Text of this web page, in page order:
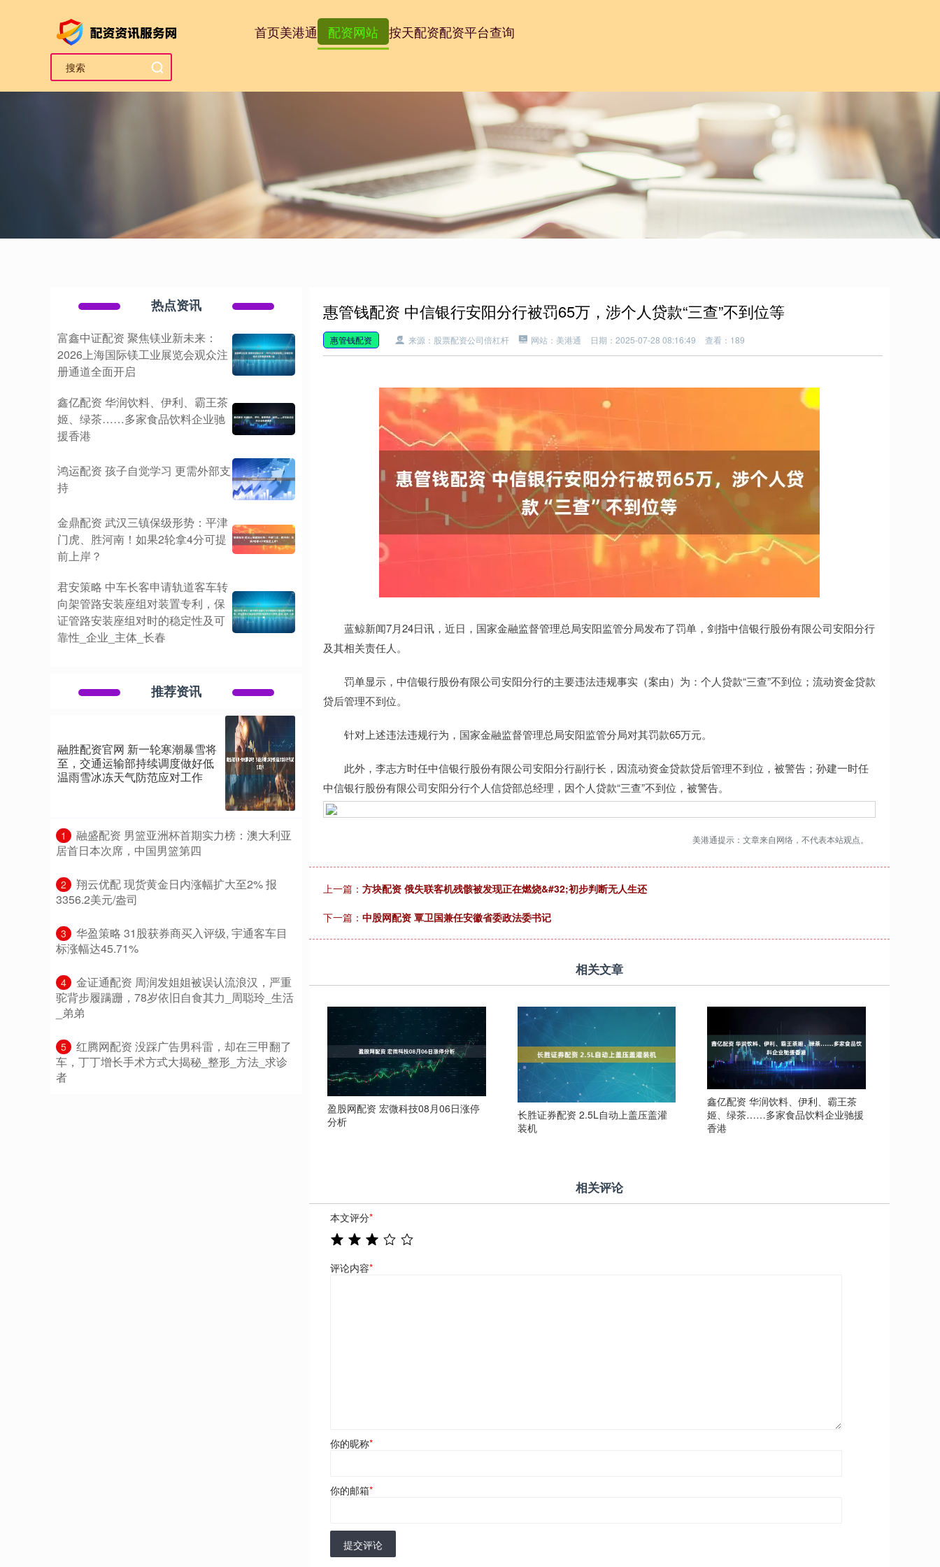
首页美港通 配资网站 按天配资配资平台查询
惠管钱配资 中信银行安阳分行被罚65万，涉个人贷款“三查”不到位等
惠管钱配资 来源：股票配资公司倍杠杆 网站：美港通 日期：2025-07-28 08:16:49 查看：189
蓝鲸新闻7月24日讯，近日，国家金融监督管理总局安阳监管分局发布了罚单，剑指中信银行股份有限公司安阳分行
及其相关责任人。
罚单显示，中信银行股份有限公司安阳分行的主要违法违规事实（案由）为：个人贷款“三查”不到位；流动资金贷款
贷后管理不到位。
针对上述违法违规行为，国家金融监督管理总局安阳监管分局对其罚款65万元。
此外，李志方时任中信银行股份有限公司安阳分行副行长，因流动资金贷款贷后管理不到位，被警告；孙建一时任
中信银行股份有限公司安阳分行个人信贷部总经理，因个人贷款“三查”不到位，被警告。
美港通提示：文章来自网络，不代表本站观点。
上一篇： 方块配资 俄失联客机残骸被发现正在燃烧&#32;初步判断无人生还
下一篇： 中股网配资 覃卫国兼任安徽省委政法委书记
相关文章
盈股网配资 宏微科技08月06日涨停
分析
长胜证券配资 2.5L自动上盖压盖灌
装机
鑫亿配资 华润饮料、伊利、霸王茶
姬、绿茶……多家食品饮料企业驰援
香港
相关评论
本文评分*
评论内容*
你的昵称*
你的邮箱*
提交评论
热点资讯
富鑫中证配资 聚焦镁业新未来：
2026上海国际镁工业展览会观众注
册通道全面开启
鑫亿配资 华润饮料、伊利、霸王茶
姬、绿茶……多家食品饮料企业驰
援香港
鸿运配资 孩子自觉学习 更需外部支
持
金鼎配资 武汉三镇保级形势：平津
门虎、胜河南！如果2轮拿4分可提
前上岸？
君安策略 中车长客申请轨道客车转
向架管路安装座组对装置专利，保
证管路安装座组对时的稳定性及可
靠性_企业_主体_长春
推荐资讯
融胜配资官网 新一轮寒潮暴雪将
至，交通运输部持续调度做好低
温雨雪冰冻天气防范应对工作
1
​融盛配资 男篮亚洲杯首期实力榜：澳大利亚
居首日本次席，中国男篮第四
2
​翔云优配 现货黄金日内涨幅扩大至2% 报
3356.2美元/盎司
3
​华盈策略 31股获券商买入评级, 宇通客车目
标涨幅达45.71%
4
​金证通配资 周润发姐姐被误认流浪汉，严重
驼背步履蹒跚，78岁依旧自食其力_周聪玲_生活
_弟弟
5
​红腾网配资 没踩广告男科雷，却在三甲翻了
车，丁丁增长手术方式大揭秘_整形_方法_求诊
者